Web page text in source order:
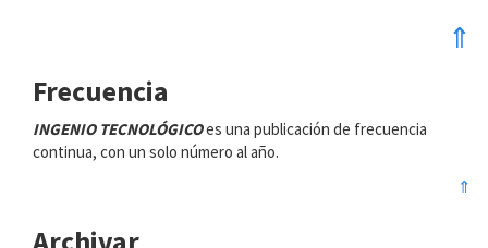
⇑
Frecuencia
INGENIO TECNOLÓGICOes una publicación de frecuencia
continua, con un solo número al año.
⇑
Archivar